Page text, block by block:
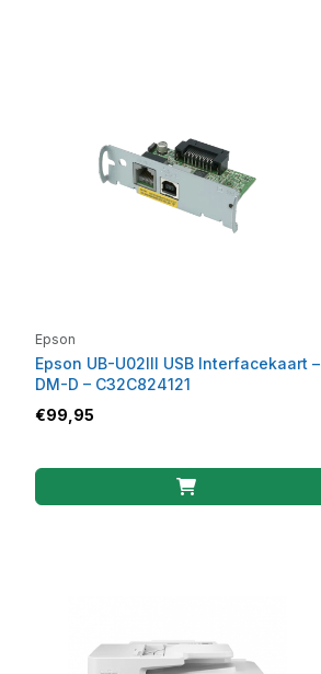
Epson
Epson UB-U02III USB Interfacekaart –
DM-D – C32C824121
€99,95